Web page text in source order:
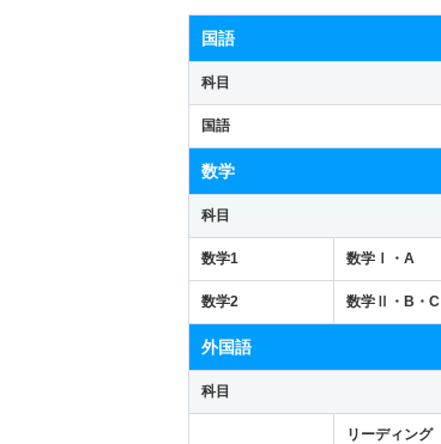
国語
科目
国語
数学
科目
数学1 数学Ⅰ・A
数学2
数学Ⅱ・B・C
外国語
科目
リーディング